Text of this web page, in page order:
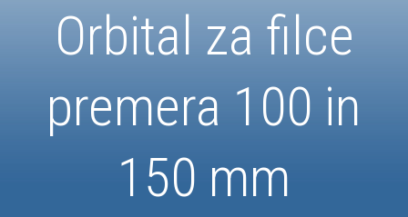
Orbital za filce
premera 100 in
150 mm